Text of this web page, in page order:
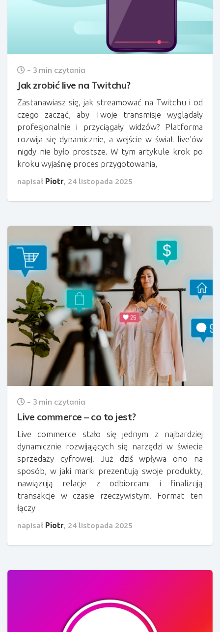
- 3 min czytania
Jak zrobić live na Twitchu?
Zastanawiasz się, jak streamować na Twitchu i od
czego zacząć, aby Twoje transmisje wyglądały
profesjonalnie i przyciągały widzów? Platforma
rozwija się dynamicznie, a wejście w świat live’ów
nigdy nie było prostsze. W tym artykule krok po
kroku wyjaśnię proces przygotowania,
napisał Piotr, 24 listopada 2025
- 3 min czytania
Live commerce – co to jest?
Live commerce stało się jednym z najbardziej
dynamicznie rozwijających się narzędzi w świecie
sprzedaży cyfrowej. Już dziś wpływa ono na
sposób, w jaki marki prezentują swoje produkty,
nawiązują relacje z odbiorcami i finalizują
transakcje w czasie rzeczywistym. Format ten
łączy
napisał Piotr, 24 listopada 2025